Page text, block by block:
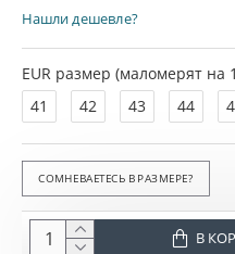
EUR размер (маломерят на
41
42 43 44
В
Нашли дешевле?
СОМНЕВАЕТЕСЬ В РАЗМЕРЕ?